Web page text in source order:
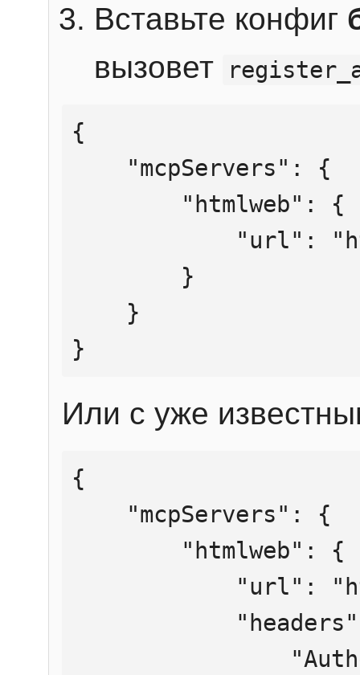
Вставьте конфиг
вызовет
{
}
Или с уже
{